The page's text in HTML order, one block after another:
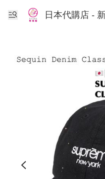
日本代購店 -